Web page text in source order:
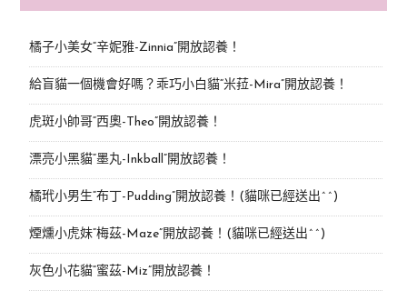
橘子小美女“辛妮雅-Zinnia”開放認養！
給盲貓一個機會好嗎？乖巧小白貓“米菈-Mira”開放認養！
虎斑小帥哥“西奧-Theo”開放認養！
漂亮小黑貓“墨丸-Inkball”開放認養！
橘玳小男生“布丁-Pudding”開放認養！(貓咪已經送出^^)
煙燻小虎妹“梅茲-Maze”開放認養！(貓咪已經送出^^)
灰色小花貓“蜜茲-Miz”開放認養！